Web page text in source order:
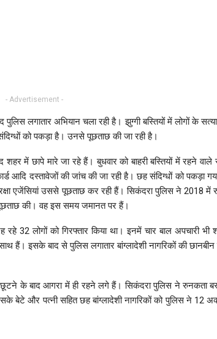
- Advertisement -
लगातार अभियान चला रही है। झुग्गी बस्तियों में लोगों के
को पकड़ा है। उनसे पूछताछ की जा रही है।
में छापे मारे जा रहे हैं। बुधवार को बाहरी बस्तियों में रहने वाले
आदि दस्तावेजों की जांच की जा रही है। छह संदिग्धों को पकड़ा
एजेंसियां उससे पूछताछ कर रही हैं। सिकंदरा पुलिस ने 2018
की। वह इस समय जमानत पर हैं।
32 लोगों को गिरफ्तार किया था। इनमें चार बाल अपचारी भी
इसके बाद से पुलिस लगातार बांग्लादेशी नागरिकों की छानबीन
के बाद आगरा में ही रहने लगे हैं। सिकंदरा पुलिस ने रुनकता
और पत्नी सहित छह बांग्लादेशी नागरिकों को पुलिस ने 12